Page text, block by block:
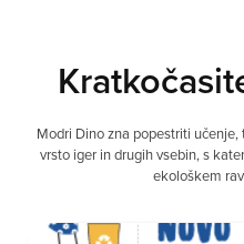
Modri Dino zna popestriti
vrsto iger in drugih vsebin, s
ekološkem